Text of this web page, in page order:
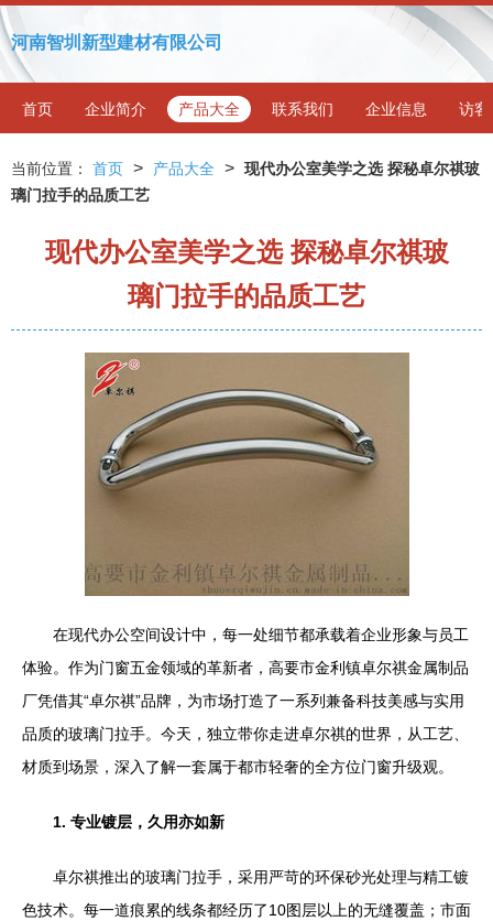
河南智圳新型建材有限公司
首页 企业简介 产品大全 联系我们 企业信息 访客
当前位置： 首页 > 产品大全 > 现代办公室美学之选 探秘卓尔祺玻
璃门拉手的品质工艺
现代办公室美学之选 探秘卓尔祺玻
璃门拉手的品质工艺
在现代办公空间设计中，每一处细节都承载着企业形象与员工
体验。作为门窗五金领域的革新者，高要市金利镇卓尔祺金属制品
厂凭借其“卓尔祺”品牌，为市场打造了一系列兼备科技美感与实用
品质的玻璃门拉手。今天，独立带你走进卓尔祺的世界，从工艺、
材质到场景，深入了解一套属于都市轻奢的全方位门窗升级观。
1. 专业镀层，久用亦如新
卓尔祺推出的玻璃门拉手，采用严苛的环保砂光处理与精工镀
色技术。每一道痕累的线条都经历了10图层以上的无缝覆盖；市面